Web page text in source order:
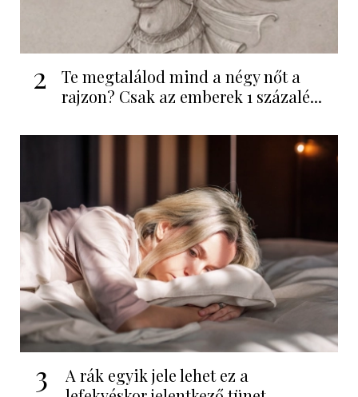
2
Te megtalálod mind a négy nőt a
rajzon? Csak az emberek 1 százalé...
3
A rák egyik jele lehet ez a